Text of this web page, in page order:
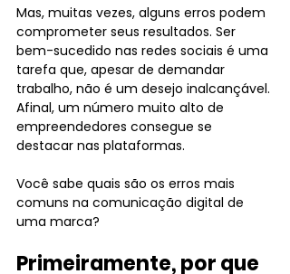
Mas, muitas vezes, alguns erros podem
comprometer seus resultados. Ser
bem-sucedido nas redes sociais é uma
tarefa que, apesar de demandar
trabalho, não é um desejo inalcançável.
Afinal, um número muito alto de
empreendedores consegue se
destacar nas plataformas.
Você sabe quais são os erros mais
comuns na comunicação digital de
uma marca?
Primeiramente, por que